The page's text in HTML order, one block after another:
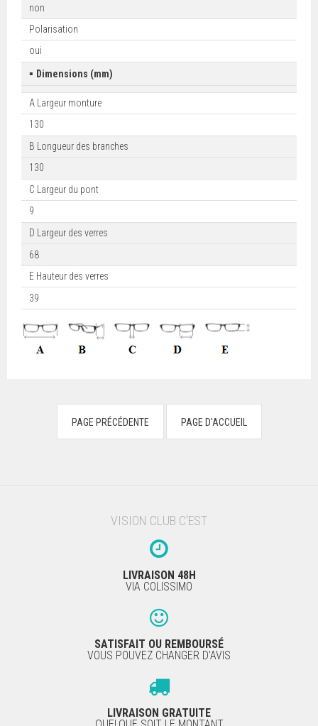
non
Polarisation
oui
▪ Dimensions (mm)
A Largeur monture
130
B Longueur des branches
130
C Largeur du pont
9
D Largeur des verres
68
E Hauteur des verres
39
VISION CLUB C'EST
LIVRAISON 48H
VIA COLISSIMO
SATISFAIT OU REMBOURSÉ
VOUS POUVEZ CHANGER D'AVIS
LIVRAISON GRATUITE